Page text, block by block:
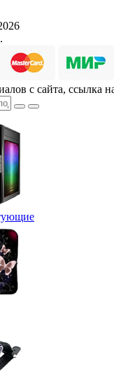
с сайта, ссылка